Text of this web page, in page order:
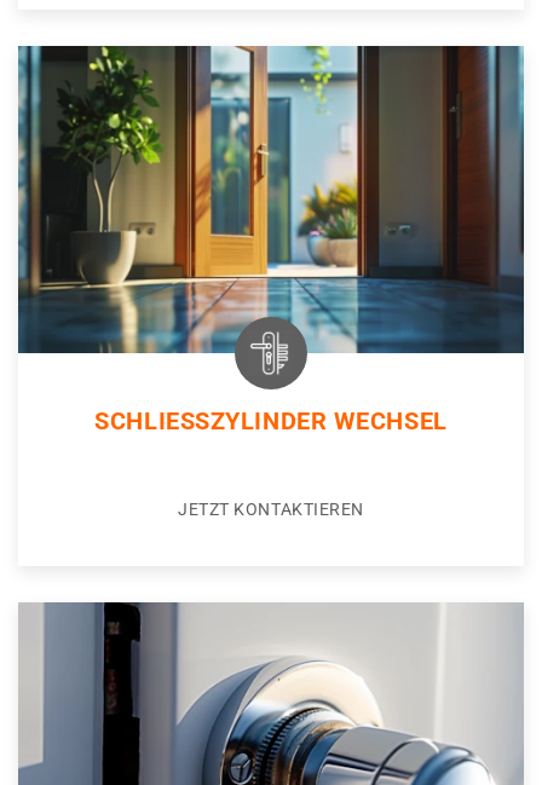
SCHLIESSZYLINDER WECHSEL
JETZT KONTAKTIEREN